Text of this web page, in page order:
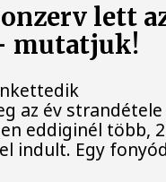
lett
mutatjuk!
az év strandétele
eddiginél több,
indult. Egy